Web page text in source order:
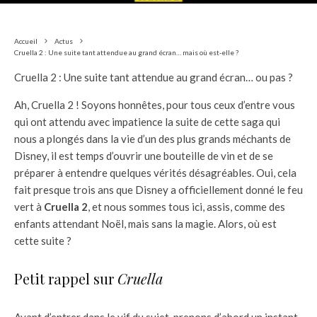
Accueil
Actus
Cruella 2 : Une suite tant attendue au grand écran… mais où est-elle ?
Cruella 2 : Une suite tant attendue au grand écran… ou pas ?
Ah, Cruella 2 ! Soyons honnêtes, pour tous ceux d’entre vous
qui ont attendu avec impatience la suite de cette saga qui
nous a plongés dans la vie d’un des plus grands méchants de
Disney, il est temps d’ouvrir une bouteille de vin et de se
préparer à entendre quelques vérités désagréables. Oui, cela
fait presque trois ans que Disney a officiellement donné le feu
vert à Cruella 2 , et nous sommes tous ici, assis, comme des
enfants attendant Noël, mais sans la magie. Alors, où est
cette suite ?
Petit rappel sur Cruella